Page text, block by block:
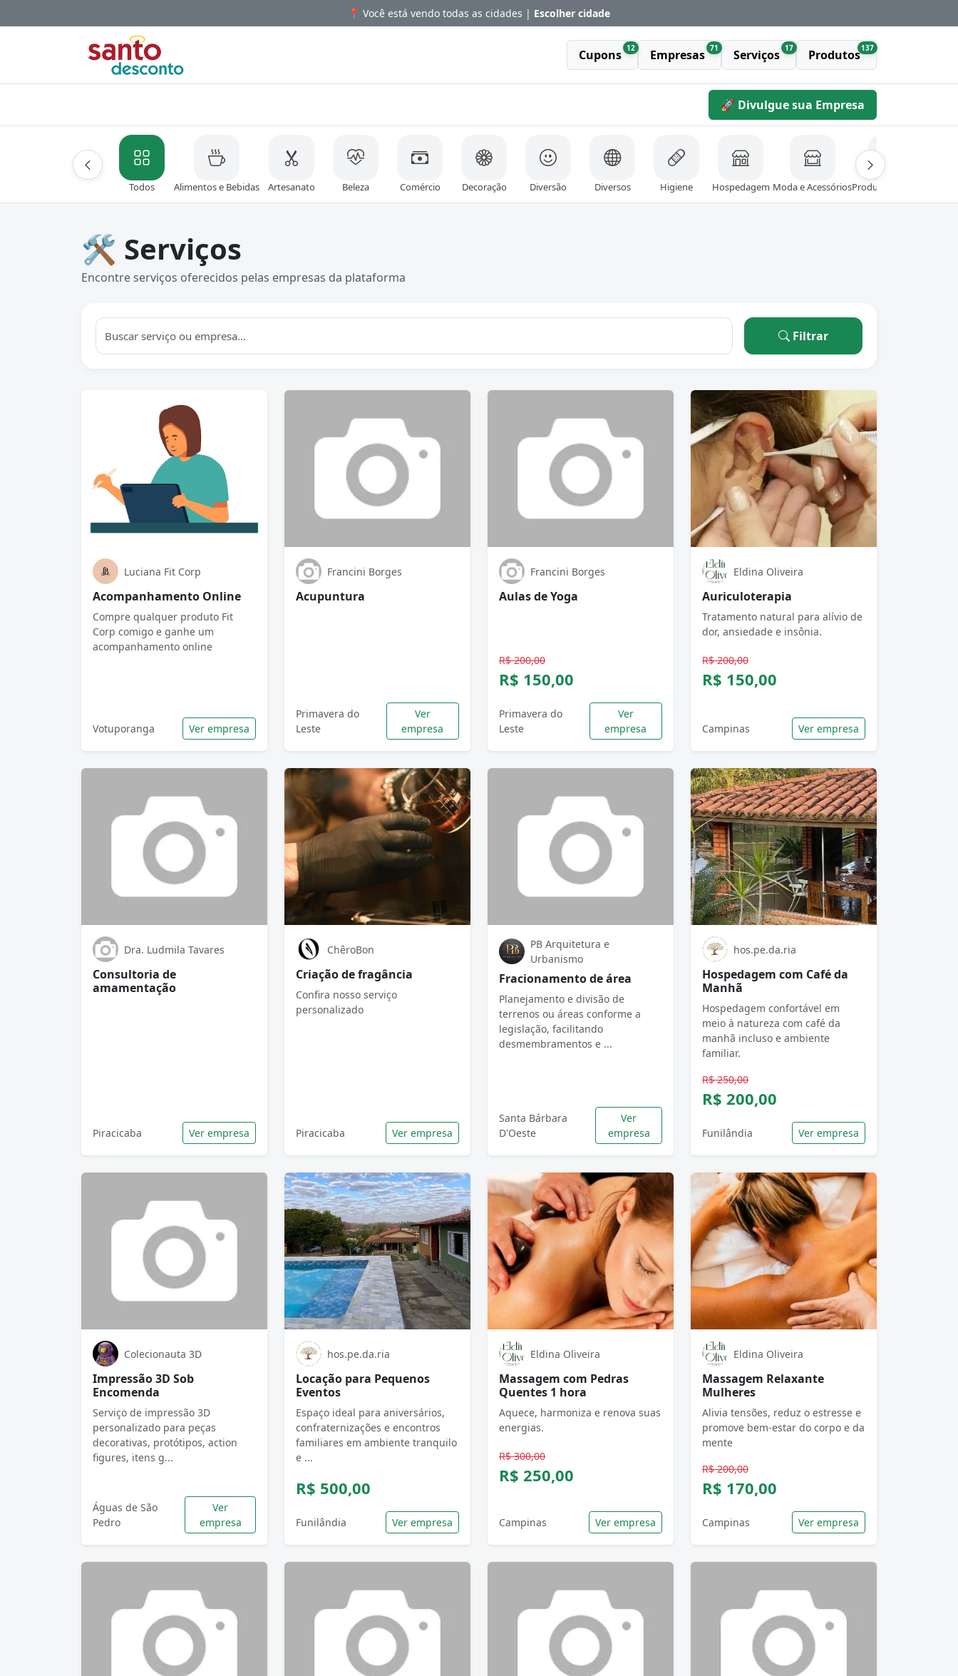
📍 Você está vendo todas as cidades | Escolher cidade
Cupons 12 Empresas 71 Serviços 17 Produtos137
🚀 Divulgue sua Empresa
Todos Alimentos e Bebidas Artesanato Beleza Comércio Decoração Diversão Diversos Higiene Hospedagem Moda e AcessóriosProdutos Naturais
🛠️ Serviços
Encontre serviços oferecidos pelas empresas da plataforma
Filtrar
Luciana Fit Corp
Acompanhamento Online
Compre qualquer produto Fit
Corp comigo e ganhe um
acompanhamento online
Votuporanga Ver empresa
Francini Borges
Acupuntura
Primavera do
Leste
Ver
empresa
Francini Borges
Aulas de Yoga
R$ 200,00
R$ 150,00
Primavera do
Leste
Ver
empresa
Eldina Oliveira
Auriculoterapia
Tratamento natural para alívio de
dor, ansiedade e insônia.
R$ 200,00
R$ 150,00
Campinas Ver empresa
Dra. Ludmila Tavares
Consultoria de
amamentação
Piracicaba Ver empresa
ChêroBon
Criação de fragância
Confira nosso serviço
personalizado
Piracicaba Ver empresa
PB Arquitetura e
Urbanismo
Fracionamento de área
Planejamento e divisão de
terrenos ou áreas conforme a
legislação, facilitando
desmembramentos e ...
Santa Bárbara
D'Oeste
Ver
empresa
hos.pe.da.ria
Hospedagem com Café da
Manhã
Hospedagem confortável em
meio à natureza com café da
manhã incluso e ambiente
familiar.
R$ 250,00
R$ 200,00
Funilândia Ver empresa
Colecionauta 3D
Impressão 3D Sob
Encomenda
Serviço de impressão 3D
personalizado para peças
decorativas, protótipos, action
figures, itens g...
Águas de São
Pedro
Ver
empresa
hos.pe.da.ria
Locação para Pequenos
Eventos
Espaço ideal para aniversários,
confraternizações e encontros
familiares em ambiente tranquilo
e ...
R$ 500,00
Funilândia Ver empresa
Eldina Oliveira
Massagem com Pedras
Quentes 1 hora
Aquece, harmoniza e renova suas
energias.
R$ 300,00
R$ 250,00
Campinas Ver empresa
Eldina Oliveira
Massagem Relaxante
Mulheres
Alivia tensões, reduz o estresse e
promove bem-estar do corpo e da
mente
R$ 200,00
R$ 170,00
Campinas Ver empresa